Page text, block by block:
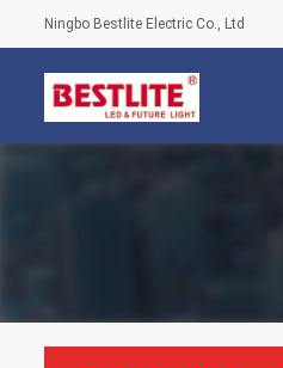
Ningbo Bestlite Electric Co., Ltd